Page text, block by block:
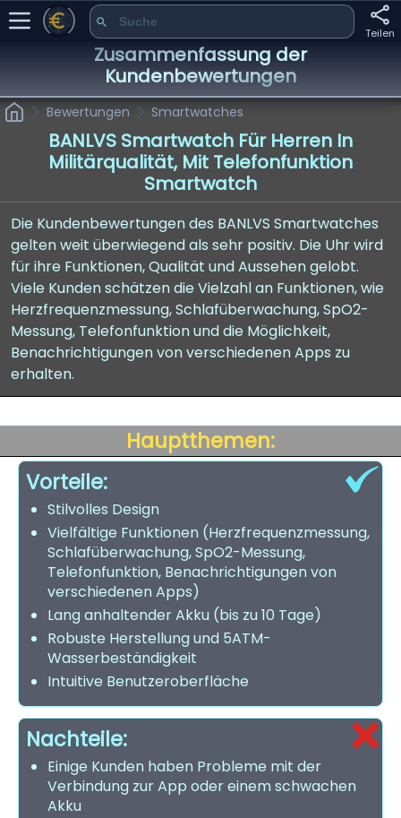
Teilen
Zusammenfassung der
Kundenbewertungen
Bewertungen Smartwatches
BANLVS Smartwatch Für Herren In
Militärqualität, Mit Telefonfunktion
Smartwatch
Die Kundenbewertungen des BANLVS Smartwatches
gelten weit überwiegend als sehr positiv. Die Uhr wird
für ihre Funktionen, Qualität und Aussehen gelobt.
Viele Kunden schätzen die Vielzahl an Funktionen, wie
Herzfrequenzmessung, Schlafüberwachung, SpO2-
Messung, Telefonfunktion und die Möglichkeit,
Benachrichtigungen von verschiedenen Apps zu
erhalten.
Hauptthemen:
Vorteile:
Stilvolles Design
Vielfältige Funktionen (Herzfrequenzmessung,
Schlafüberwachung, SpO2-Messung,
Telefonfunktion, Benachrichtigungen von
verschiedenen Apps)
Lang anhaltender Akku (bis zu 10 Tage)
Robuste Herstellung und 5ATM-
Wasserbeständigkeit
Intuitive Benutzeroberfläche
Nachteile:
Einige Kunden haben Probleme mit der
Verbindung zur App oder einem schwachen
Akku